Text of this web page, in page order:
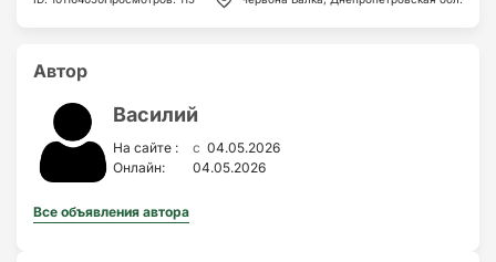
Автор
Василий
На сайте : c 04.05.2026
Онлайн:
04.05.2026
Все объявления автора